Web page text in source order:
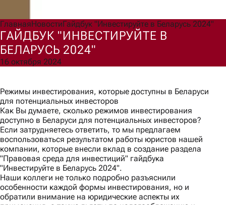
ГлавнаяНовостиГайдбук "Инвестируйте в Беларусь 2024"
ГАЙДБУК "ИНВЕСТИРУЙТЕ В
БЕЛАРУСЬ 2024"
16 октября 2024
Режимы инвестирования, которые доступны в Беларуси
для потенциальных инвесторов
Как Вы думаете, сколько режимов инвестирования
доступно в Беларуси для потенциальных инвесторов?
Если затрудняетесь ответить, то мы предлагаем
воспользоваться результатом работы юристов нашей
компании, которые внесли вклад в создание раздела
"Правовая среда для инвестиций" гайдбука
"Инвестируйте в Беларусь 2024".
Наши коллеги не только подробно разъяснили
особенности каждой формы инвестирования, но и
обратили внимание на юридические аспекты их
Отправить